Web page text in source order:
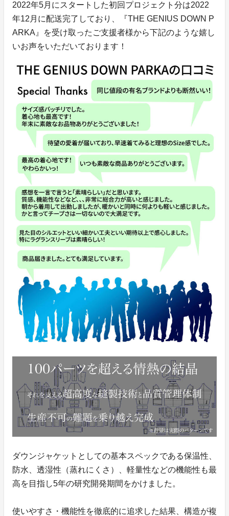
2022年5月にスタートした初回プロジェクト分は2022
年12月に配送完了しており、『THE GENIUS DOWN P
ARKA』を受け取ったご支援者様から下記のような嬉し
いお声をいただいております！
ダウンジャケットとしての基本スペックである保温性、
防水、透湿性（蒸れにくさ）、軽量性などの機能性も最
高を目指し5年の研究開発期間をかけました。
使いやすさ・機能性を徹底的に追求した結果、構造が複